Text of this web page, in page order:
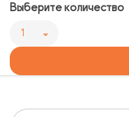
Выберите количество
1